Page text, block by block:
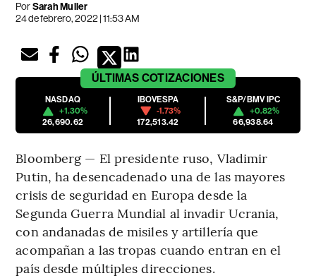
PorSarah Muller
24 de febrero, 2022 | 11:53 AM
ÚLTIMAS COTIZACIONES
NASDAQ
+1.30%
26,690.62
IBOVESPA
-1.73%
172,513.42
S&P/BMV IPC
+0.82%
66,938.64
Bloomberg — El presidente ruso, Vladimir
Putin, ha desencadenado una de las mayores
crisis de seguridad en Europa desde la
Segunda Guerra Mundial al invadir Ucrania,
con andanadas de misiles y artillería que
acompañan a las tropas cuando entran en el
país desde múltiples direcciones.